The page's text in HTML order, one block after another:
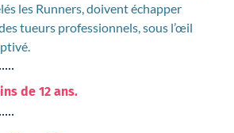
les Runners, doivent échapper
tueurs professionnels, sous l’œil
de 12 ans.